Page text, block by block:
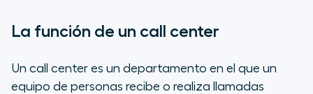
La función de un call center
Un call center es un departamento en el que un
equipo de personas recibe o realiza llamadas